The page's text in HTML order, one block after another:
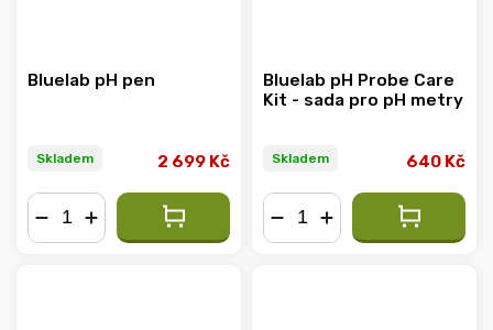
Bluelab pH pen
Skladem 2 699 Kč
Bluelab pH Probe Care
Kit - sada pro pH metry
Skladem 640 Kč